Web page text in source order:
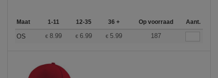
Maat 1-11 12-35 36 + Op voorraad Aant.
OS € 8.99 € 6.99 € 5.99 187